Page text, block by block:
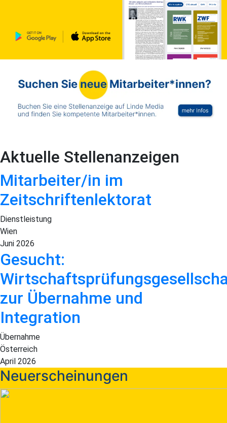
Aktuelle Stellenanzeigen
Mitarbeiter/in im
Zeitschriftenlektorat
Dienstleistung
Wien
Juni 2026
Gesucht:
zur Übernahme und
Integration
Übernahme
Österreich
April 2026
Neuerscheinungen